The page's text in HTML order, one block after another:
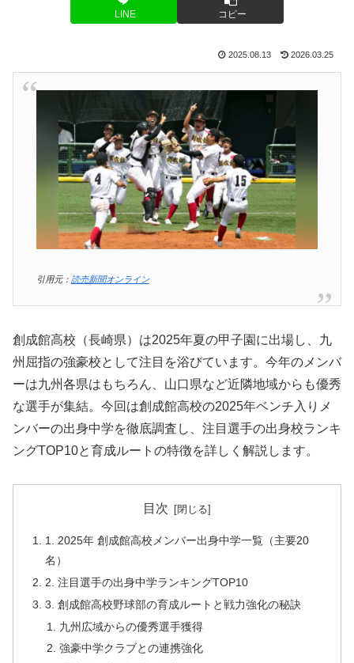
LINE コピー
2025.08.13 2026.03.25
引用元： 読売新聞オンライン
創成館高校（長崎県）は2025年夏の甲子園に出場し、九
州屈指の強豪校として注目を浴びています。今年のメンバ
ーは九州各県はもちろん、山口県など近隣地域からも優秀
な選手が集結。今回は創成館高校の2025年ベンチ入りメ
ンバーの出身中学を徹底調査し、注目選手の出身校ランキ
ングTOP10と育成ルートの特徴を詳しく解説します。
目次
1. 2025年 創成館高校メンバー出身中学一覧（主要20
名）
2. 注目選手の出身中学ランキングTOP10
3. 創成館高校野球部の育成ルートと戦力強化の秘訣
九州広域からの優秀選手獲得
強豪中学クラブとの連携強化